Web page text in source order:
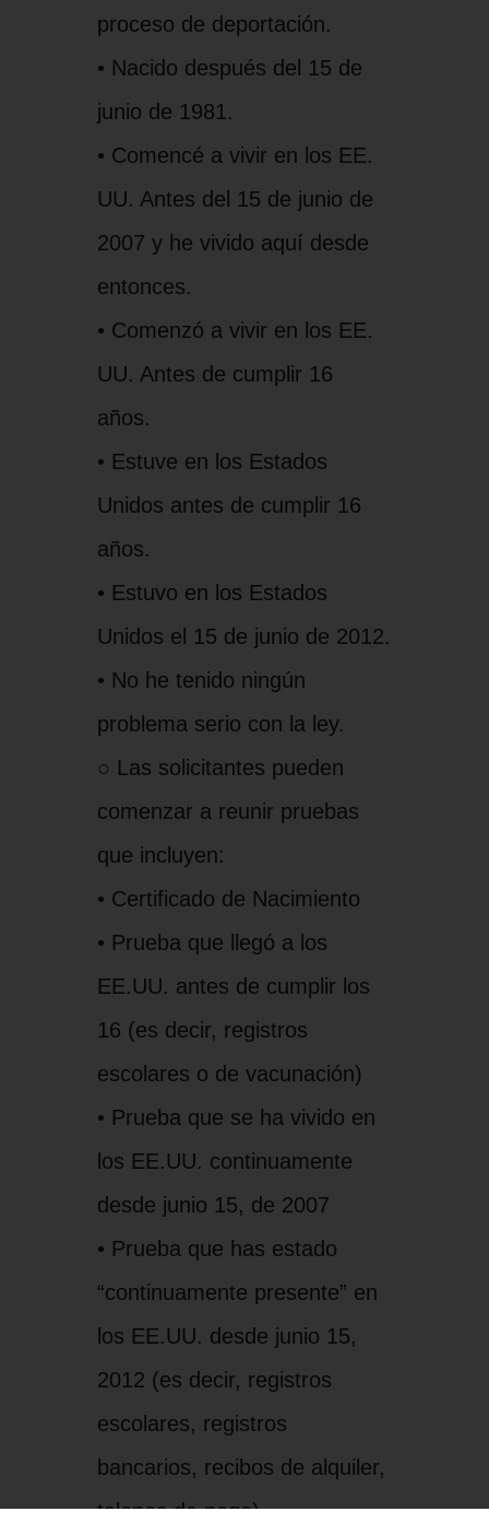
proceso de deportación.
• Nacido después del 15 de
junio de 1981.
• Comencé a vivir en los EE.
UU. Antes del 15 de junio de
2007 y he vivido aquí desde
entonces.
• Comenzó a vivir en los EE.
UU. Antes de cumplir 16
años.
• Estuve en los Estados
Unidos antes de cumplir 16
años.
• Estuvo en los Estados
Unidos el 15 de junio de 2012.
• No he tenido ningún
problema serio con la ley.
○ Las solicitantes pueden
comenzar a reunir pruebas
que incluyen:
• Certificado de Nacimiento
• Prueba que llegó a los
EE.UU. antes de cumplir los
16 (es decir, registros
escolares o de vacunación)
• Prueba que se ha vivido en
los EE.UU. continuamente
desde junio 15, de 2007
• Prueba que has estado
“continuamente presente” en
los EE.UU. desde junio 15,
2012 (es decir, registros
escolares, registros
bancarios, recibos de alquiler,
talones de pago)